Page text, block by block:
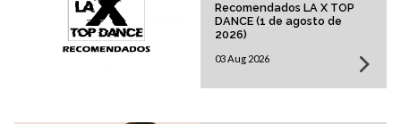
Recomendados LA X TOP
DANCE (1 de agosto de
2026)
03 Aug 2026